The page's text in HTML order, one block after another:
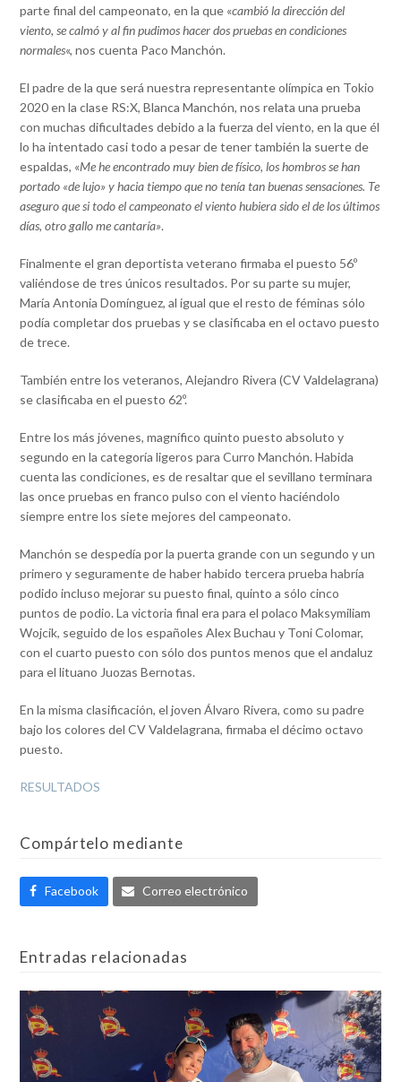
parte final del campeonato, en la que «cambió la dirección del
viento, se calmó y al fin pudimos hacer dos pruebas en condiciones
normales«, nos cuenta Paco Manchón.
El padre de la que será nuestra representante olímpica en Tokio
2020 en la clase RS:X, Blanca Manchón, nos relata una prueba
con muchas dificultades debido a la fuerza del viento, en la que él
lo ha intentado casi todo a pesar de tener también la suerte de
espaldas, «Me he encontrado muy bien de físico, los hombros se han
portado «de lujo» y hacia tiempo que no tenía tan buenas sensaciones. Te
aseguro que si todo el campeonato el viento hubiera sido el de los últimos
días, otro gallo me cantaría».
Finalmente el gran deportista veterano firmaba el puesto 56º
valiéndose de tres únicos resultados. Por su parte su mujer,
María Antonia Domínguez, al igual que el resto de féminas sólo
podía completar dos pruebas y se clasificaba en el octavo puesto
de trece.
También entre los veteranos, Alejandro Rivera (CV Valdelagrana)
se clasificaba en el puesto 62º.
Entre los más jóvenes, magnífico quinto puesto absoluto y
segundo en la categoría ligeros para Curro Manchón. Habida
cuenta las condiciones, es de resaltar que el sevillano terminara
las once pruebas en franco pulso con el viento haciéndolo
siempre entre los siete mejores del campeonato.
Manchón se despedía por la puerta grande con un segundo y un
primero y seguramente de haber habido tercera prueba habría
podido incluso mejorar su puesto final, quinto a sólo cinco
puntos de podio. La victoria final era para el polaco Maksymiliam
Wojcik, seguido de los españoles Alex Buchau y Toni Colomar,
con el cuarto puesto con sólo dos puntos menos que el andaluz
para el lituano Juozas Bernotas.
En la misma clasificación, el joven Álvaro Rivera, como su padre
bajo los colores del CV Valdelagrana, firmaba el décimo octavo
puesto.
RESULTADOS
Compártelo mediante
Facebook Correo electrónico
Entradas relacionadas